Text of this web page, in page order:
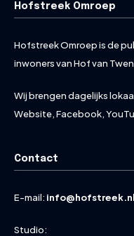
Hofstreek Omroep
Hofstreek Omroep is de
inwoners van Hof van
Wij brengen dagelijks
Website, Facebook,
Contact
E-mail: info@hofstreek.nl
Studio: